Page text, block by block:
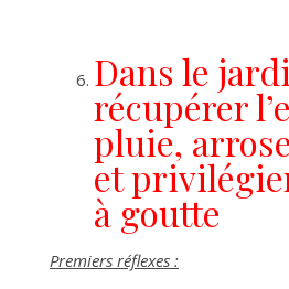
Dans le
récupérer
pluie,
et
à goutte
Premiers réflexes :